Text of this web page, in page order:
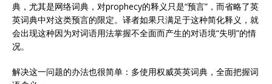
典，尤其是网络词典，对prophecy的释义只是“预言”，而省略了英
英词典中对这类预言的限定。译者如果只满足于这种简化释义，就
会出现这种因为对词语用法掌握不全面而产生的对语境“失明”的情
况。
解决这一问题的办法也很简单：多使用权威英英词典，全面把握词